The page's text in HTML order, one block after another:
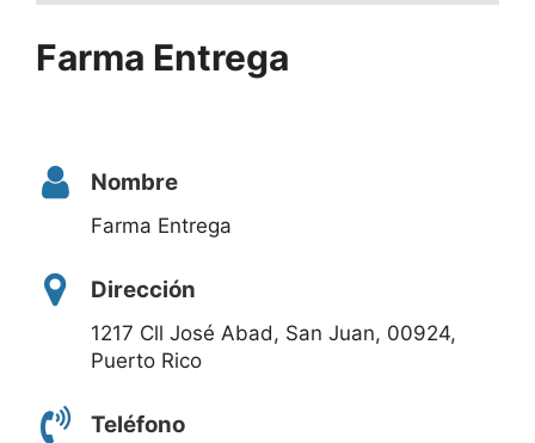
Farma Entrega
Nombre
Farma Entrega
Dirección
1217 Cll José Abad, San Juan, 00924,
Puerto Rico
Teléfono